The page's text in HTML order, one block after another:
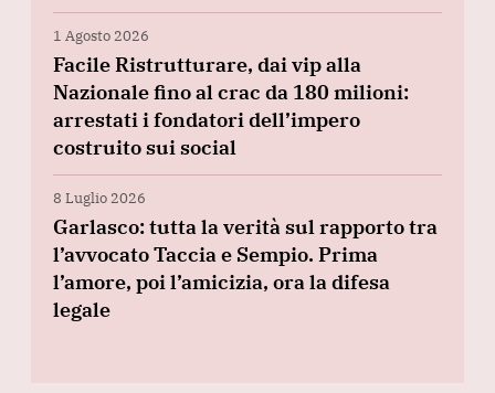
1 Agosto 2026
Facile Ristrutturare, dai vip alla
Nazionale fino al crac da 180 milioni:
arrestati i fondatori dell’impero
costruito sui social
8 Luglio 2026
Garlasco: tutta la verità sul rapporto tra
l’avvocato Taccia e Sempio. Prima
l’amore, poi l’amicizia, ora la difesa
legale